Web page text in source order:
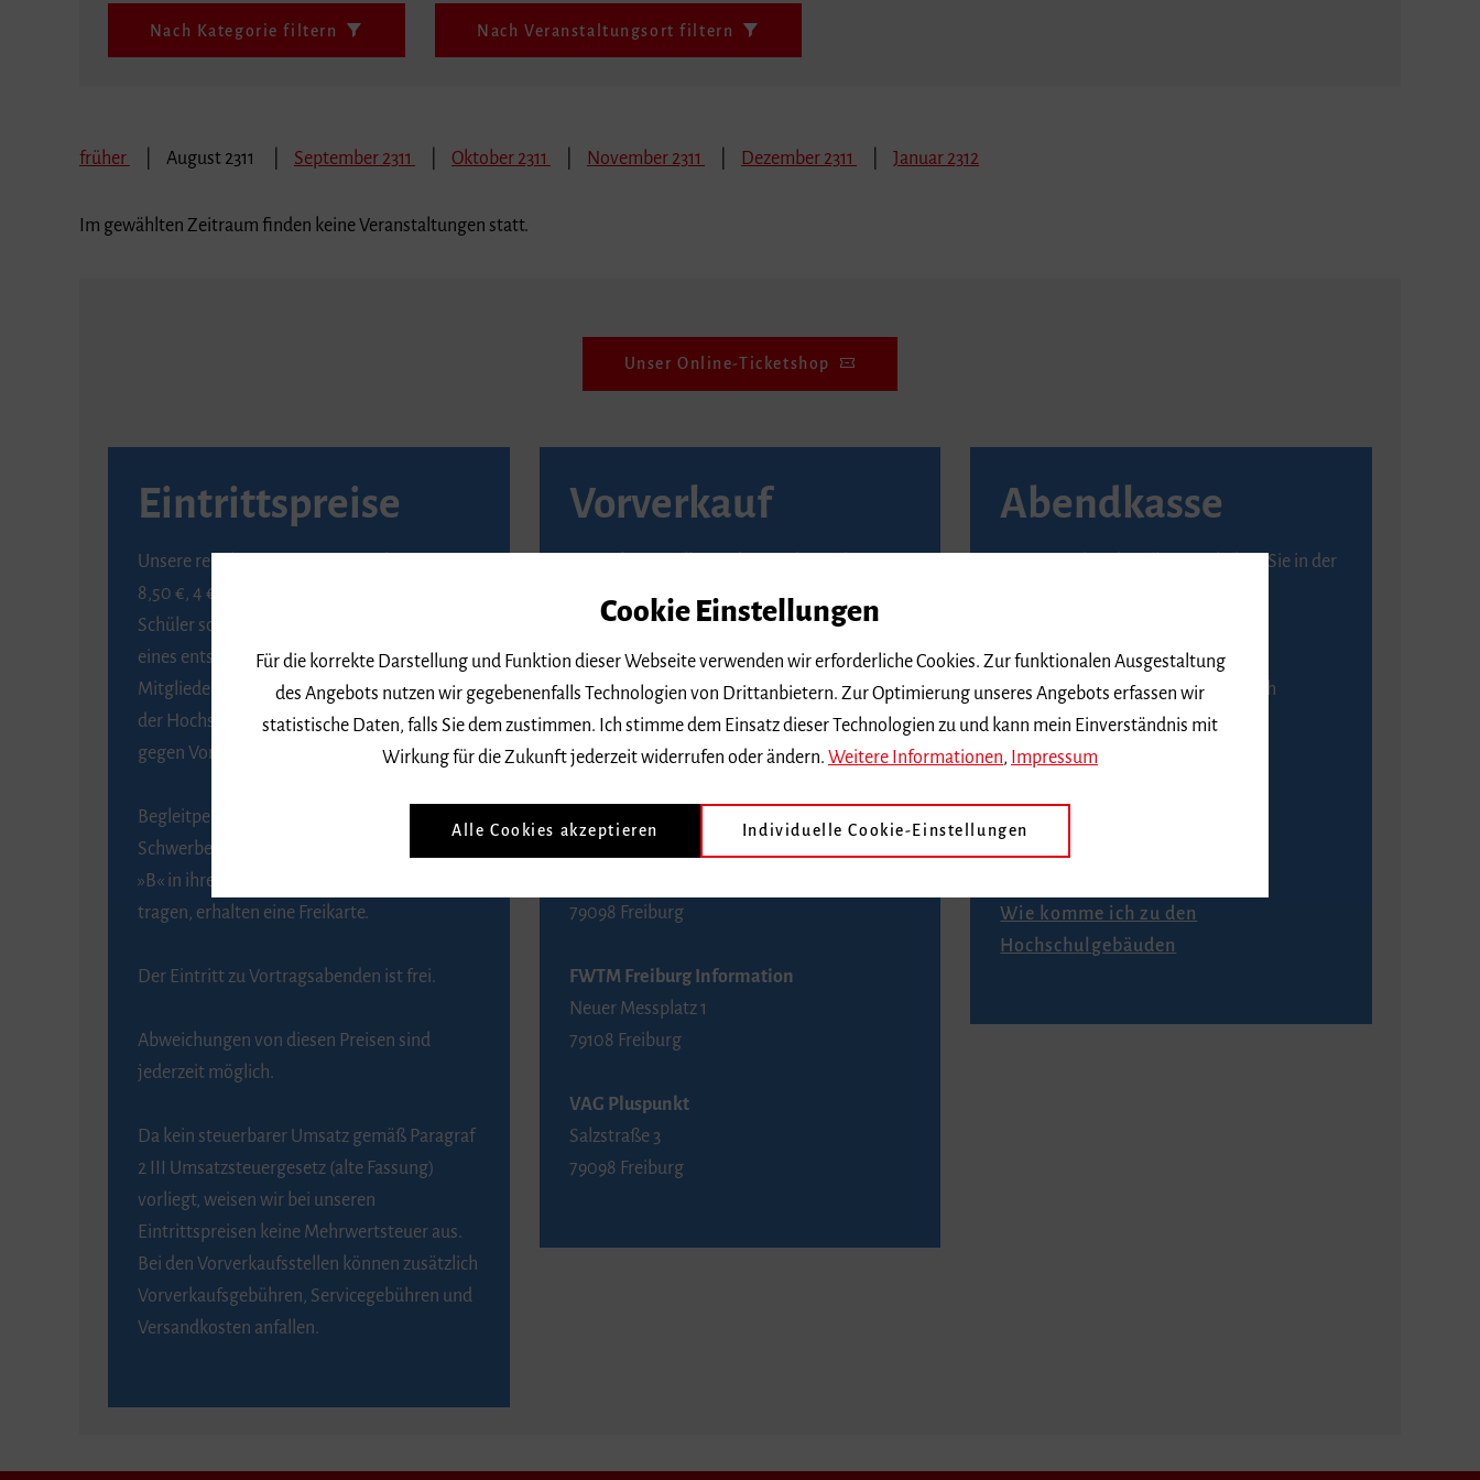
Nach Kategorie filtern Nach Veranstaltungsort filtern
früher August 2311 September 2311 Oktober 2311 November 2311 Dezember 2311 Januar 2312
Im gewählten Zeitraum finden keine Veranstaltungen statt.
Unser Online-Ticketshop
Eintrittspreise
Unsere regulären Eintrittspreise betragen
8,50 €, 4 € ermäßigt für Schülerinnen und
Schüler sowie Studierende gegen Vorlage
eines entsprechenden Nachweises, 6 € für
Mitglieder der Gesellschaft zur Förderung
der Hochschule für Musik Freiburg e. V.
gegen Vorlage des Mitgliedsausweises.
Begleitpersonen von Menschen mit
Schwerbehinderung, die das Merkzeichen
»B« in ihrem Schwerbehindertenausweis
tragen, erhalten eine Freikarte.
Der Eintritt zu Vortragsabenden ist frei.
Abweichungen von diesen Preisen sind
jederzeit möglich.
Da kein steuerbarer Umsatz gemäß Paragraf
2 III Umsatzsteuergesetz (alte Fassung)
vorliegt, weisen wir bei unseren
Eintrittspreisen keine Mehrwertsteuer aus.
Bei den Vorverkaufsstellen können zusätzlich
Vorverkaufsgebühren, Servicegebühren und
Versandkosten anfallen.
Vorverkauf
Seite von Reservix.
BZ-Kartenservice Freiburg
Kaiser-Joseph-Straße 229
79098 Freiburg
Telefon 0761 4968888 (Reservierungen sind
79098 Freiburg
FWTM Freiburg Information
Neuer Messplatz 1
79108 Freiburg
VAG Pluspunkt
Salzstraße 3
79098 Freiburg
Abendkasse
Karten an der Abendkasse erhalten Sie in der
An der Abendkasse ist ausschließlich
Barzahlung möglich.
Anfahrt
Wie komme ich zu den
Hochschulgebäuden
Cookie Einstellungen
Für die korrekte Darstellung und Funktion dieser Webseite verwenden wir erforderliche Cookies. Zur funktionalen Ausgestaltung
des Angebots nutzen wir gegebenenfalls Technologien von Drittanbietern. Zur Optimierung unseres Angebots erfassen wir
statistische Daten, falls Sie dem zustimmen. Ich stimme dem Einsatz dieser Technologien zu und kann mein Einverständnis mit
Wirkung für die Zukunft jederzeit widerrufen oder ändern. Weitere Informationen, Impressum
Alle Cookies akzeptieren Individuelle Cookie-Einstellungen